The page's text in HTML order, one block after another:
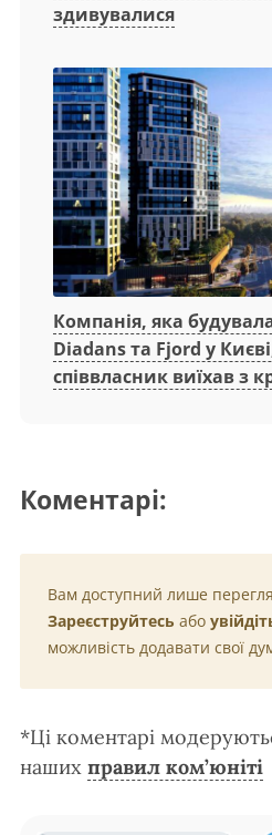
здивувалися
Компанія, яка
Diadans та Fjord у
співвласник виїхав з
Коментарі:
Вам доступний лише
Зареєструйтесь або
можливість додавати свої
*Ці коментарі
наших правил ком’юніті